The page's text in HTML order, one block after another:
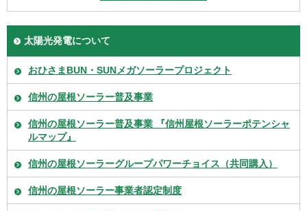
太陽光発電について
おひさまBUN・SUNメガソーラープロジェクト
信州の屋根ソーラー普及事業
信州の屋根ソーラー普及事業 『信州屋根ソーラーポテンシャ
ルマップ』
信州の屋根ソーラーグループパワーチョイス（共同購入）
信州の屋根ソーラー事業者認定制度